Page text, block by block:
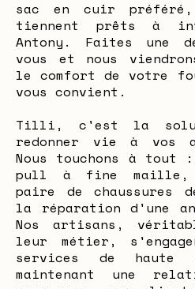
sac en cuir
tiennent prêts à
Antony. Faites une
vous et nous
le comfort de votre
vous convient.
Tilli, c'est la
redonner vie à vos
Nous touchons à tout :
pull à fine maille,
paire de chaussures
la réparation d'une
Nos artisans,
leur métier,
services de
maintenant une